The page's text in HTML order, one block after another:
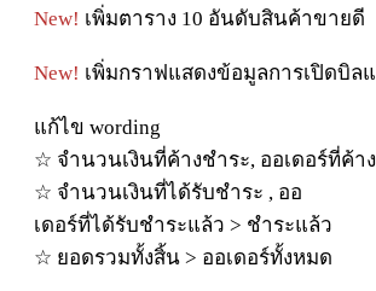
New! เพิ่มตาราง 10 อันดับสินค้าขายดี
New! เพิ่มกราฟแสดงข้อมูลการเปิดบิลแ
แก้ไข wording
☆ จํานวนเงินที่ค้างชําระ, ออเดอร์ที่ค้าง
☆ จํานวนเงินที่ได้รับชําระ , ออ
เดอร์ที่ได้รับชําระแล้ว > ชําระแล้ว
☆ ยอดรวมทั้งสิ้น > ออเดอร์ทั้งหมด